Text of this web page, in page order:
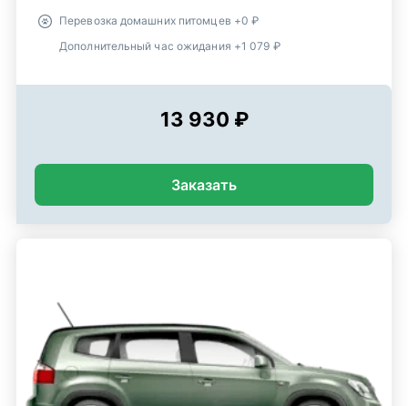
Перевозка домашних питомцев +0 ₽
Дополнительный час ожидания +1 079 ₽
13 930 ₽
Заказать